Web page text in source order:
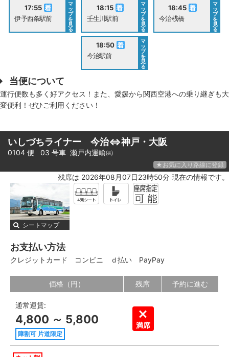
17:55
伊予西条駅前
マ
ッ
プ
を
見
る
18:15
壬生川駅前
マ
ッ
プ
を
見
る
18:45
今治桟橋
マ
ッ
プ
を
見
る
18:50
今治駅前
マ
ッ
プ
を
見
る
当便について
運行便数も多く好アクセス！また、愛媛から関西空港への乗り継ぎも大
変便利！ぜひご利用ください！
いしづちライナー 今治⇔神戸・大阪
0104 便 03 号車 瀬戸内運輸㈱
★お気に入り路線に登録
残席は 2026年08月07日23時50分 現在の情報です。
シートマップ
お支払い方法
クレジットカード コンビニ ｄ払い PayPay
価格（円） 残席 予約に進む
通常運賃:
4,800 ～ 5,800
障割可 片道限定
満席